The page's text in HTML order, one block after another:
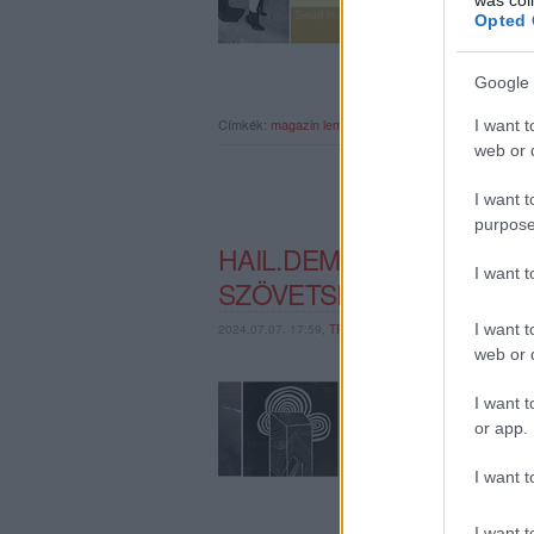
Opted
Google
I want
web or
I want
I want
I want
web or
I want
or app.
I want
Címkék: magazin lemezajánló noira
HAIL.DEMO #27 - A
SZÖVETSÉGE AJÁNLJA
2024.07.07. 17:59, TRECORDER
A HAIL minirovatot
megjelenésekbe!